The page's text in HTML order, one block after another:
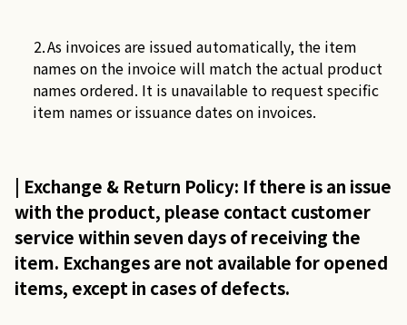
⒉As invoices are issued automatically, the item
names on the invoice will match the actual product
names ordered. It is unavailable to request specific
item names or issuance dates on invoices.
| Exchange & Return Policy: If there is an issue
with the product, please contact customer
service within seven days of receiving the
item. Exchanges are not available for opened
items, except in cases of defects.